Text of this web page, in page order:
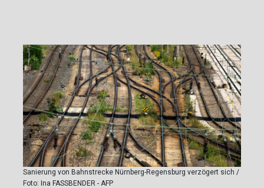
Sanierung von Bahnstrecke Nürnberg-Regensburg verzögert sich /
Foto: Ina FASSBENDER - AFP